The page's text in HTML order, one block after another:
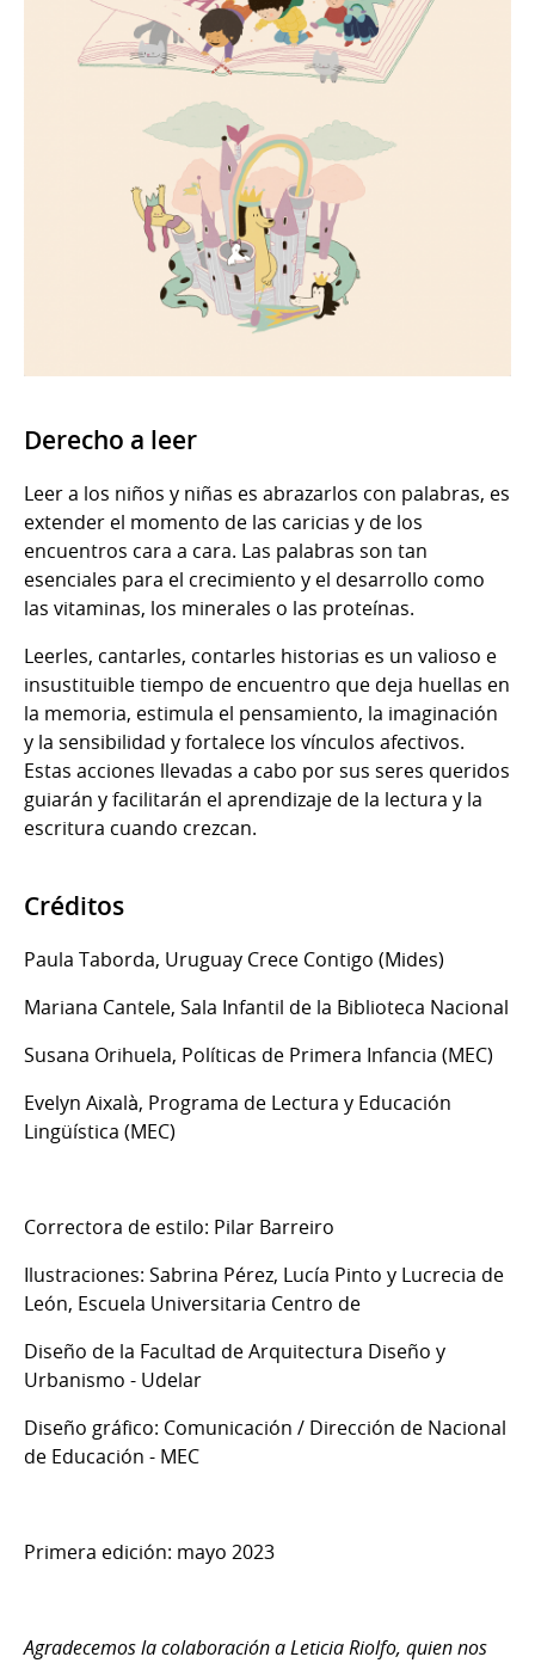
Derecho a leer
Leer a los niños y niñas es abrazarlos con palabras, es
extender el momento de las caricias y de los
encuentros cara a cara. Las palabras son tan
esenciales para el crecimiento y el desarrollo como
las vitaminas, los minerales o las proteínas.
Leerles, cantarles, contarles historias es un valioso e
insustituible tiempo de encuentro que deja huellas en
la memoria, estimula el pensamiento, la imaginación
y la sensibilidad y fortalece los vínculos afectivos.
Estas acciones llevadas a cabo por sus seres queridos
guiarán y facilitarán el aprendizaje de la lectura y la
escritura cuando crezcan.
Créditos
Paula Taborda, Uruguay Crece Contigo (Mides)
Mariana Cantele, Sala Infantil de la Biblioteca Nacional
Susana Orihuela, Políticas de Primera Infancia (MEC)
Evelyn Aixalà, Programa de Lectura y Educación
Lingüística (MEC)
Correctora de estilo: Pilar Barreiro
Ilustraciones: Sabrina Pérez, Lucía Pinto y Lucrecia de
León, Escuela Universitaria Centro de
Diseño de la Facultad de Arquitectura Diseño y
Urbanismo - Udelar
Diseño gráfico: Comunicación / Dirección de Nacional
de Educación - MEC
Primera edición: mayo 2023
Agradecemos la colaboración a Leticia Riolfo, quien nos